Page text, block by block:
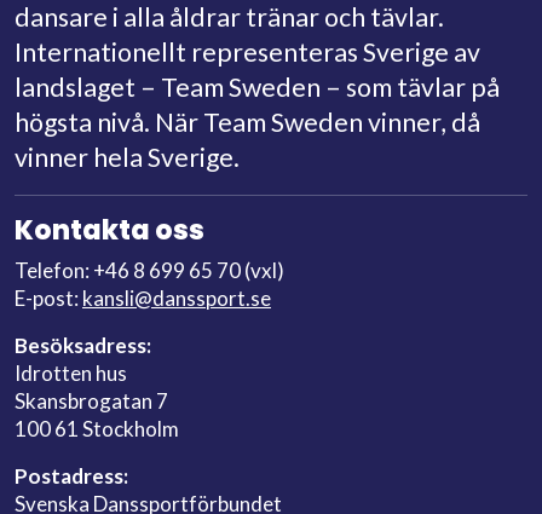
dansare i alla åldrar tränar och tävlar.
Internationellt representeras Sverige av
landslaget – Team Sweden – som tävlar på
högsta nivå. När Team Sweden vinner, då
vinner hela Sverige.
Kontakta oss
Telefon: +46 8 699 65 70 (vxl)
E-post: kansli@danssport.se
Besöksadress:
Idrotten hus
Skansbrogatan 7
100 61 Stockholm
Postadress:
Svenska Danssportförbundet